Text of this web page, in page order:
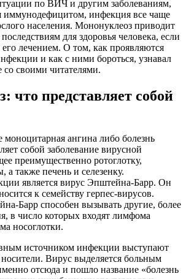
по ВИЧ и другим заболеваниям,
инфекция все чаще
населения. Мононуклеоз приводит
для здоровья человека, если
его лечением. О том, как проявляются
и как с ними бороться, узнавал
своими читателями.
что представляет собой
ангина либо болезнь
собой заболевание вирусной
преимущественно ротоглотку,
а также печень и селезенку.
является вирус Эпштейна-Барр. Он
к семейству герпес-вирусов.
Барр способен вызывать другие, более
в число которых входят лимфома
носоглотки.
источником инфекции выступают
Вирус выделяется больным
отсюда и пошло название «болезнь